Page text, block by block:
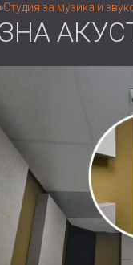
»Студия за музика и